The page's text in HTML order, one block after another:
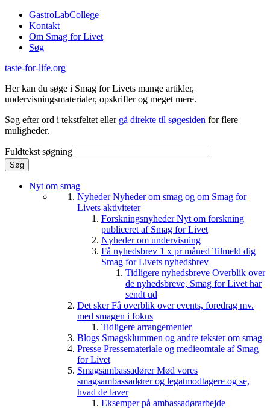
Gå til hovedindhold
GastroLabCollege
Kontakt
Om Smag for Livet
Søg
taste-for-life.org
Her kan du søge i Smag for Livets mange artikler,
undervisningsmaterialer, opskrifter og meget mere.
Søg efter ord i tekstfeltet eller gå direkte til søgesiden for flere
muligheder.
Fuldtekst søgning
Nyt om smag
NyhederNyheder om smag og om Smag for
Livets aktiviteter
ForskningsnyhederNyt om forskning
publiceret af Smag for Livet
Nyheder om undervisning
Få nyhedsbrev 1 x pr måned Tilmeld dig
Smag for Livets nyhedsbrev
Tidligere nyhedsbreve Overblik over
de nyhedsbreve, Smag for Livet har
sendt ud
Det skerFå overblik over events, foredrag mv.
med smagen i fokus
Tidligere arrangementer
Blogs Smagsklummen og andre tekster om smag
Presse Pressemateriale og medieomtale af Smag
for Livet
SmagsambassadørerMød vores
smagsambassadører og legatmodtagere og se,
hvad de laver
Eksemper på ambassadørarbejde